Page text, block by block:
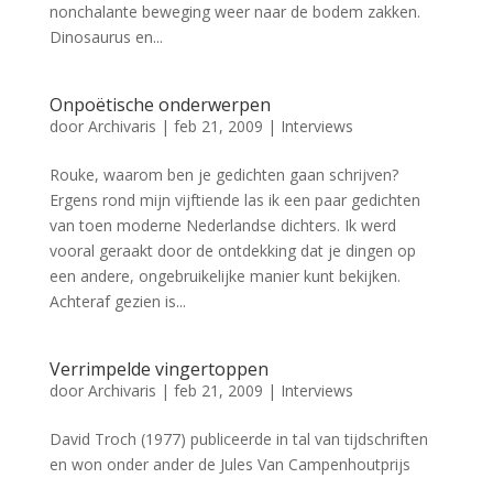
nonchalante beweging weer naar de bodem zakken.
Dinosaurus en...
Onpoëtische onderwerpen
door Archivaris | feb 21, 2009 | Interviews
Rouke, waarom ben je gedichten gaan schrijven?
Ergens rond mijn vijftiende las ik een paar gedichten
van toen moderne Nederlandse dichters. Ik werd
vooral geraakt door de ontdekking dat je dingen op
een andere, ongebruikelijke manier kunt bekijken.
Achteraf gezien is...
Verrimpelde vingertoppen
door Archivaris | feb 21, 2009 | Interviews
David Troch (1977) publiceerde in tal van tijdschriften
en won onder ander de Jules Van Campenhoutprijs